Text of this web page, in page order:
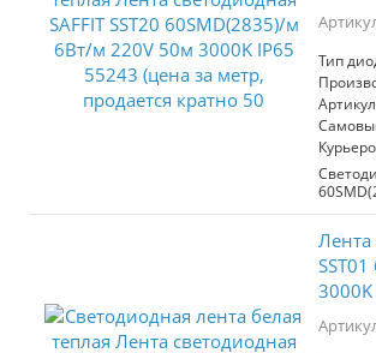
Тип
Артикул
медным
что
Лента